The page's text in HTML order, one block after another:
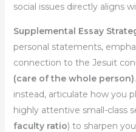
social issues directly aligns
Supplemental Essay
personal statements,
connection to the Jesuit
(care of the whole person)
instead, articulate how you
highly attentive small-class
faculty ratio) to sharpen